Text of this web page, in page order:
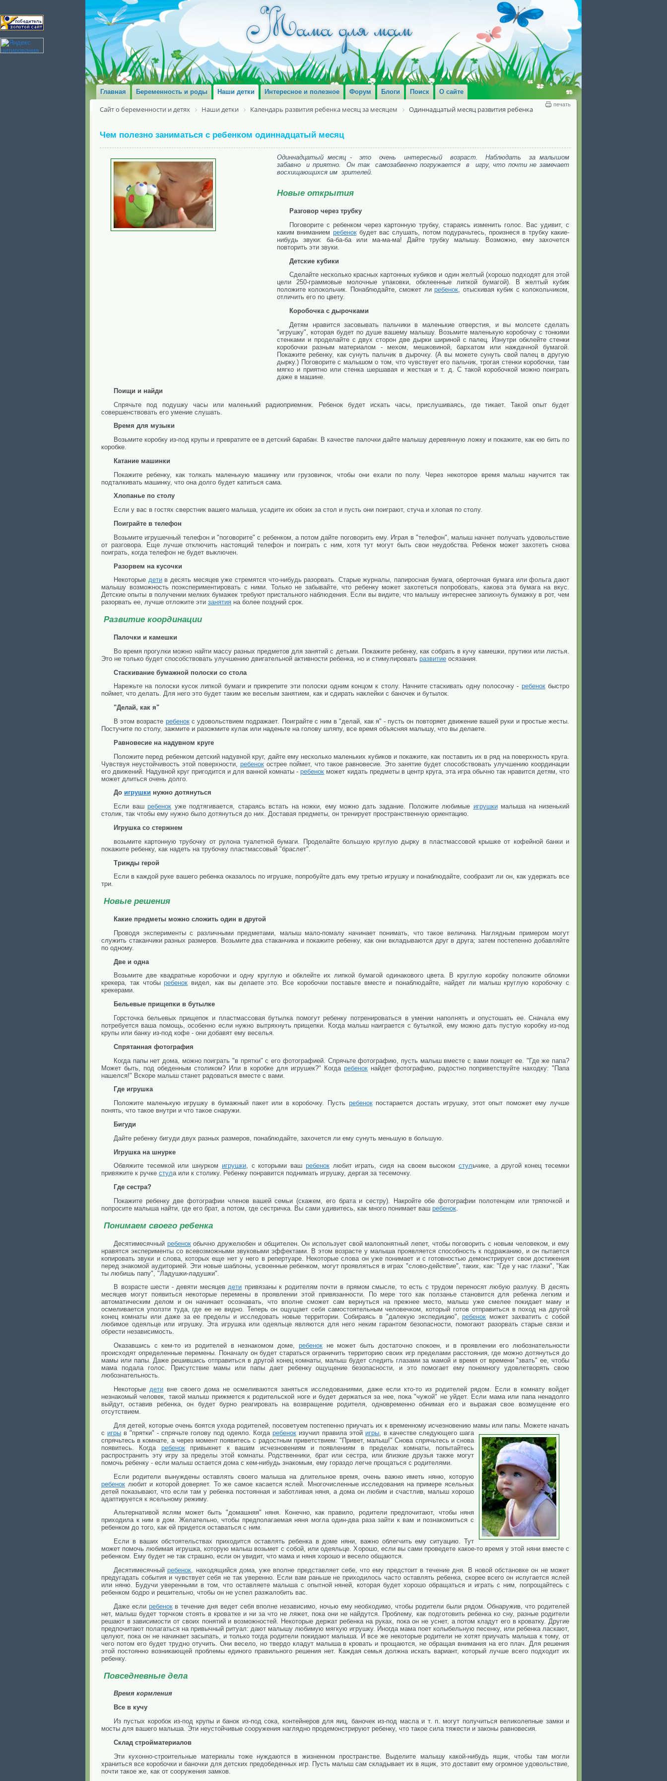
Главная Беременность и роды Наши детки Интересное и полезное Форум Блоги Поиск О сайте
печать
Сайт о беременности и детях Наши детки Календарь развития ребенка месяц за месяцем Одиннадцатый месяц развития ребенка
Чем полезно заниматься с ребенком одиннадцатый месяц
Одиннадцатый месяц - это очень интересный возраст. Наблюдать за малышом
забавно и приятно. Он так самозабвенно погружается в игру, что почти не замечает
восхищающихся им зрителей.
Новые открытия
Разговор через трубку
Поговорите с ребенком через картонную трубку, стараясь изменить голос. Вас удивит, с
каким вниманием ребенокбудет вас слушать, потом подурачьтесь, произнеся в трубку какие-
нибудь звуки: ба-ба-ба или ма-ма-ма! Дайте трубку малышу. Возможно, ему захочется
повторить эти звуки.
Детские кубики
Сделайте несколько красных картонных кубиков и один желтый (хорошо подходят для этой
цели 250-граммовые молочные упаковки, обклеенные липкой бумагой). В желтый кубик
положите колокольчик. Понаблюдайте, сможет лиребенок, отыскивая кубик с колокольчиком,
отличить его по цвету.
Коробочка с дырочками
Детям нравится засовывать пальчики в маленькие отверстия, и вы молсете сделать
"игрушку", которая будет по душе вашему малышу. Возьмите маленькую коробочку с тонкими
стенками и проделайте с двух сторон две дырки шириной с палец. Изнутри обклейте стенки
коробочки разным материалом - мехом, мешковиной, бархатом или наждачной бумагой.
Покажите ребенку, как сунуть пальчик в дырочку. (А вы можете сунуть свой палец в другую
дырку.) Поговорите с малышом о том, что чувствует его пальчик, трогая стенки коробочки, там
мягко и приятно или стенка шершавая и жесткая и т. д. С такой коробочкой можно поиграть
даже в машине.
Поищи и найди
Спрячьте под подушку часы или маленький радиоприемник. Ребенок будет искать часы, прислушиваясь, где тикает. Такой опыт будет
совершенствовать его умение слушать.
Время для музыки
Возьмите коробку из-под крупы и превратите ее в детский барабан. В качестве палочки дайте малышу деревянную ложку и покажите, как ею бить по
коробке.
Катание машинки
Покажите ребенку, как толкать маленькую машинку или грузовичок, чтобы они ехали по полу. Через некоторое время малыш научится так
подталкивать машинку, что она долго будет катиться сама.
Хлопанье по столу
Если у вас в гостях сверстник вашего малыша, усадите их обоих за стол и пусть они поиграют, стуча и хлопая по столу.
Поиграйте в телефон
Возьмите игрушечный телефон и "поговорите" с ребенком, а потом дайте поговорить ему. Играя в "телефон", малыш начнет получать удовольствие
от разговора. Еще лучше отключить настоящий телефон и поиграть с ним, хотя тут могут быть свои неудобства. Ребенок может захотеть снова
поиграть, когда телефон не будет выключен.
Разорвем на кусочки
Некоторые детив десять месяцев уже стремятся что-нибудь разорвать. Старые журналы, папиросная бумага, оберточная бумага или фольга дают
малышу возможность поэкспериментировать с ними. Только не забывайте, что ребенку может захотеться попробовать, какова эта бумага на вкус.
Детские опыты в получении мелких бумажек требуют пристального наблюдения. Если вы видите, что малышу интереснее запихнуть бумажку в рот, чем
разорвать ее, лучше отложите эти занятия на более поздний срок.
Развитие координации
Палочки и камешки
Во время прогулки можно найти массу разных предметов для занятий с детьми. Покажите ребенку, как собрать в кучу камешки, прутики или листья.
Это не только будет способствовать улучшению двигательной активности ребенка, но и стимулировать развитие осязания.
Стаскивание бумажной полоски со стола
Нарежьте на полоски кусок липкой бумаги и прикрепите эти полоски одним концом к столу. Начните стаскивать одну полосочку - ребенокбыстро
поймет, что делать. Для него это будет таким же веселым занятием, как и сдирать наклейки с баночек и бутылок.
"Делай, как я"
В этом возрасте ребенокс удовольствием подражает. Поиграйте с ним в "делай, как я" - пусть он повторяет движение вашей руки и простые жесты.
Постучите по столу, зажмите и разожмите кулак или наденьте на голову шляпу, все время объясняя малышу, что вы делаете.
Равновесие на надувном круге
Положите перед ребенком детский надувной круг, дайте ему несколько маленьких кубиков и покажите, как поставить их в ряд на поверхность круга.
Чувствуя неустойчивость этой поверхности, ребенокострее поймет, что такое равновесие. Это занятие будет способствовать улучшению координации
его движений. Надувной круг пригодится и для ванной комнаты -ребенок может кидать предметы в центр круга, эта игра обычно так нравится детям, что
может длиться очень долго.
До игрушки нужно дотянуться
Если ваш ребенок уже подтягивается, стараясь встать на ножки, ему можно дать задание. Положите любимые игрушкималыша на низенький
столик, так чтобы ему нужно было дотянуться до них. Доставая предметы, он тренирует пространственную ориентацию.
Игрушка со стержнем
возьмите картонную трубочку от рулона туалетной бумаги. Проделайте большую круглую дырку в пластмассовой крышке от кофейной банки и
покажите ребенку, как надеть на трубочку пластмассовый "браслет".
Трижды герой
Если в каждой руке вашего ребенка оказалось по игрушке, попробуйте дать ему третью игрушку и понаблюдайте, сообразит ли он, как удержать все
три.
Новые решения
Какие предметы можно сложить один в другой
Проводя эксперименты с различными предметами, малыш мало-помалу начинает понимать, что такое величина. Наглядным примером могут
служить стаканчики разных размеров. Возьмите два стаканчика и покажите ребенку, как они вкладываются друг в друга; затем постепенно добавляйте
по одному.
Две и одна
Возьмите две квадратные коробочки и одну круглую и обклейте их липкой бумагой одинакового цвета. В круглую коробку положите обломки
крекера, так чтобыребенок видел, как вы делаете это. Все коробочки поставьте вместе и понаблюдайте, найдет ли малыш круглую коробочку с
крекерами.
Бельевые прищепки в бутылке
Горсточка бельевых прищепок и пластмассовая бутылка помогут ребенку потренироваться в умении наполнять и опустошать ее. Сначала ему
потребуется ваша помощь, особенно если нужно вытряхнуть прищепки. Когда малыш наиграется с бутылкой, ему можно дать пустую коробку из-под
крупы или банку из-под кофе - они добавят ему веселья.
Спрятанная фотография
Когда папы нет дома, можно поиграть "в прятки" с его фотографией. Спрячьте фотографию, пусть малыш вместе с вами поищет ее. "Где же папа?
Может быть, под обеденным столиком? Или в коробке для игрушек?" Когда ребенок найдет фотографию, радостно поприветствуйте находку: "Папа
нашелся!" Вскоре малыш станет радоваться вместе с вами.
Где игрушка
Положите маленькую игрушку в бумажный пакет или в коробочку. Пусть ребенокпостарается достать игрушку, этот опыт поможет ему лучше
понять, что такое внутри и что такое снаружи.
Бигуди
Дайте ребенку бигуди двух разных размеров, понаблюдайте, захочется ли ему сунуть меньшую в большую.
Игрушка на шнурке
Обвяжите тесемкой или шнурком игрушки, с которыми ваш ребеноклюбит играть, сидя на своем высокомстульчике, а другой конец тесемки
привяжите к ручке стула или к столику. Ребенку понравится поднимать игрушку, дергая за тесемочку.
Где сестра?
Покажите ребенку две фотографии членов вашей семьи (скажем, его брата и сестру). Накройте обе фотографии полотенцем или тряпочкой и
попросите малыша найти, где его брат, а потом, где сестричка. Вы сами удивитесь, как много понимает ваш ребенок
Понимаем своего ребенка
Десятимесячный ребенокобычно дружелюбен и общителен. Он использует свой малопонятный лепет, чтобы поговорить с новым человеком, и ему
нравятся эксперименты со всевозможными звуковыми эффектами. В этом возрасте у малыша проявляется способность к подражанию, и он пытается
копировать звуки и слова, которых еще нет у него в репертуаре. Некоторые слова он уже понимает и с готовностью демонстрирует свои достижения
перед знакомой аудиторией. Эти новые шаблоны, усвоенные ребенком, могут проявляться в играх "слово-действие", таких, как: "Где у нас глазки", "Как
ты любишь папу", "Ладушки-ладушки".
В возрасте шести - девяти месяцевдети привязаны к родителям почти в прямом смысле, то есть с трудом переносят любую разлуку. В десять
месяцев могут появиться некоторые перемены в проявлении этой привязанности. По мере того как ползанье становится для ребенка легким и
автоматическим делом и он начинает осознавать, что вполне сможет сам вернуться на прежнее место, малыш уже смелее покидает маму и
осмеливается уползти туда, где ее не видно. Теперь он ощущает себя самостоятельным человечком, который готов отправиться в поход на другой
конец комнаты или даже за ее пределы и исследовать новые территории. Собираясь в "далекую экспедицию",ребенок может захватить с собой
любимое одеяльце или игрушку. Эта игрушка или одеяльце являются для него неким гарантом безопасности, помогают разорвать старые связи и
обрести независимость.
Оказавшись с кем-то из родителей в незнакомом доме, ребенокне может быть достаточно спокоен, и в проявлении его любознательности
происходят определенные перемены. Поначалу он будет стараться ограничить территорию своих игр пределами расстояния, где можно дотянуться до
мамы или папы. Даже решившись отправиться в другой конец комнаты, малыш будет следить глазами за мамой и время от времени "звать" ее, чтобы
мама подала голос. Присутствие мамы или папы дает ребенку ощущение безопасности, и это помогает ему понемногу удовлетворять свою
любознательность.
Некоторые дети вне своего дома не осмеливаются заняться исследованиями, даже если кто-то из родителей рядом. Если в комнату войдет
незнакомый человек, такой малыш прижмется к родительской ноге и будет держаться за нее, пока "чужой" не уйдет. Если мама или папа ненадолго
выйдут, оставив ребенка, он будет бурно реагировать на возвращение родителя, одновременно обнимая его и выражая свое возмущение его
отсутствием.
Для детей, которые очень боятся ухода родителей, посоветуем постепенно приучать их к временному исчезновению мамы или папы. Можете начать
с игры в "прятки" - спрячьте голову под одеяло. Когда ребенок изучил правила этой игры , в качестве следующего шага
спрячьтесь в комнате, а через момент появитесь с радостным приветствием: "Привет, малыш!" Снова спрячьтесь и снова
появитесь. Когда ребенокпривыкнет к вашим исчезновениям и появлениям в пределах комнаты, попытайтесь
распространить эту игру за пределы этой комнаты. Родственники, брат или сестра, или близкие друзья также могут
помочь ребенку - если малыш остается дома с кем-нибудь знакомым, ему гораздо легче прощаться с родителями.
Если родители вынуждены оставлять своего малыша на длительное время, очень важно иметь няню, которую
ребенок любит и которой доверяет. То же самое касается яслей. Многочисленные исследования на примере ясельных
детей показывают, что если там у ребенка постоянная и заботливая няня, а дома он любим и счастлив, малыш хорошо
адаптируется к ясельному режиму.
Альтернативой яслям может быть "домашняя" няня. Конечно, как правило, родители предпочитают, чтобы няня
приходила к ним в дом. Желательно, чтобы предполагаемая няня могла один-два раза зайти к вам и познакомиться с
ребенком до того, как ей придется оставаться с ним.
Если в ваших обстоятельствах приходится оставлять ребенка в доме няни, важно облегчить ему ситуацию. Тут
может помочь любимая игрушка, которую малыш возьмет с собой, или одеяльце. Хорошо, если вы сами проведете какое-то время у этой няни вместе с
ребенком. Ему будет не так страшно, если он увидит, что мама и няня хорошо и весело общаются.
Десятимесячныйребенок , находящийся дома, уже вполне представляет себе, что ему предстоит в течение дня. В новой обстановке он не может
предугадать события и чувствует себя не так уверенно. Если вам раньше не приходилось часто оставлять ребенка, скорее всего он испугается яслей
или няню. Будучи уверенными в том, что оставляете малыша с опытной няней, которая будет хорошо обращаться и играть с ним, попрощайтесь с
ребенком бодро и решительно, чтобы он не успел разжалобить вас.
Даже если ребенокв течение дня ведет себя вполне независимо, ночью ему необходимо, чтобы родители были рядом. Обнаружив, что родителей
нет, малыш будет торчком стоять в кроватке и ни за что не ляжет, пока они не найдутся. Проблему, как подготовить ребенка ко сну, разные родители
решают в зависимости от своих понятий и возможностей. Некоторые держат ребенка на руках, пока он не уснет, а потом кладут его в кроватку. Другие
предпочитают полагаться на привычный ритуал: дают малышу любимую мягкую игрушку. Иногда мама поет колыбельную песенку, или ребенка ласкают,
целуют, пока он не начинает засыпать, и только тогда родители покидают малыша. И все же некоторые родители не хотят приучать малыша к тому, от
чего потом его будет трудно отучить. Они весело, но твердо кладут малыша в кровать и прощаются, не обращая внимания на его плач. Для решения
этой постоянно возникающей проблемы единого правильного решения нет. Каждая семья должна искать вариант, который лучше всего подходит их
ребенку.
Повседневные дела
Время кормления
Все в кучу
Из пустых коробок из-под крупы и банок из-под сока, контейнеров для яиц, баночек из-под масла и т. п. могут получиться великолепные замки и
мосты для вашего малыша. Эти неустойчивые сооружения наглядно продемонстрируют ребенку, что такое сила тяжести и законы равновесия.
Склад стройматериалов
Эти кухонно-строительные материалы тоже нуждаются в жизненном пространстве. Выделите малышу какой-нибудь ящик, чтобы там могли
храниться все коробочки и баночки для детских предобеденных игр. Пусть малыш сам складывает их в ящик, это доставит ему огромное удовольствие,
почти такое же, как от сооружения замков.